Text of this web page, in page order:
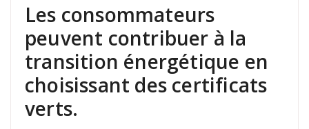
Les consommateurs
peuvent contribuer à la
transition énergétique en
choisissant des certificats
verts.